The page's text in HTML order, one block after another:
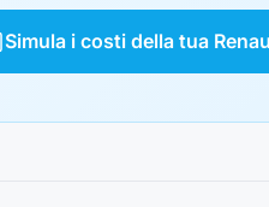
Simula i costi della tua